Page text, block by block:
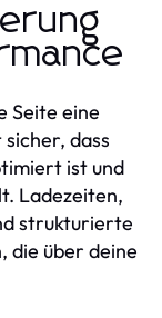
Seite eine
dass
ist und
Ladezeiten,
strukturierte
die über deine